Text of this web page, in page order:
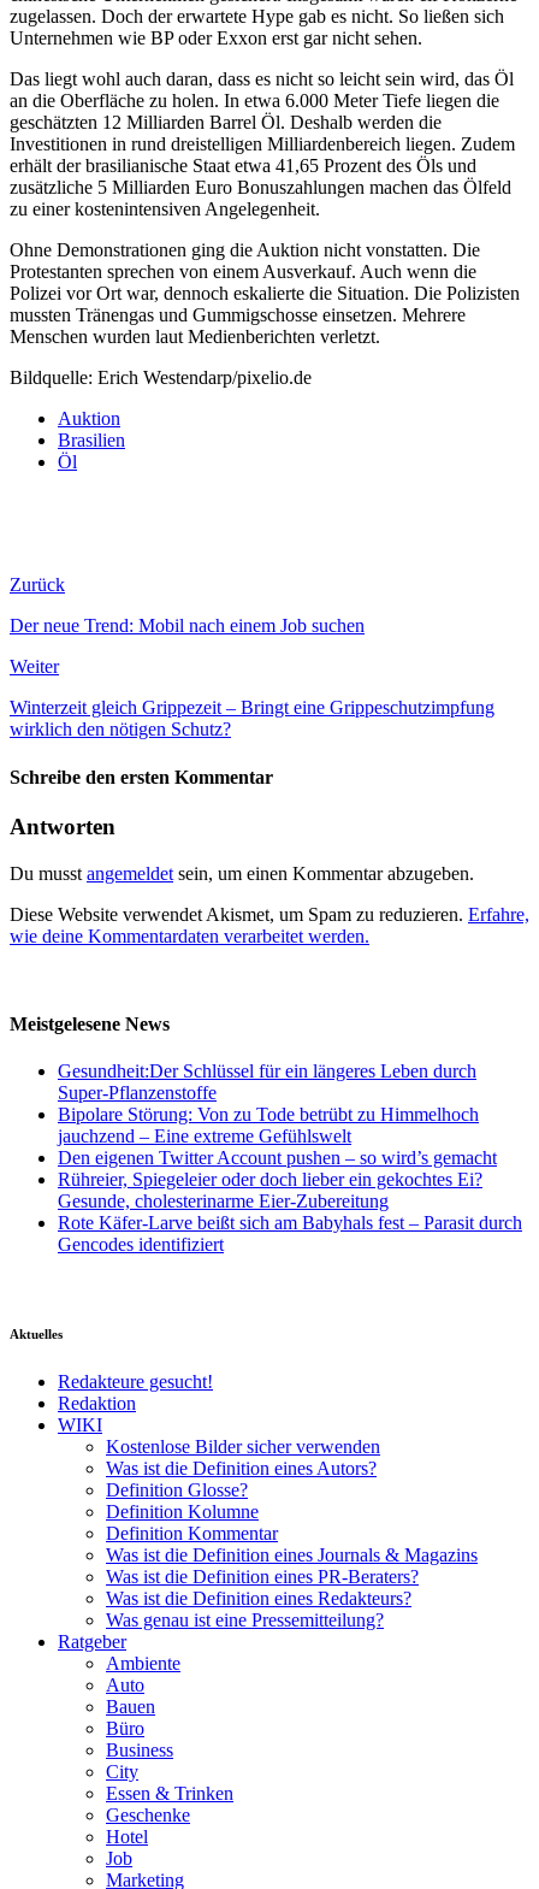
zugelassen. Doch der erwartete Hype gab es nicht. So ließen sich
Unternehmen wie BP oder Exxon erst gar nicht sehen.
Das liegt wohl auch daran, dass es nicht so leicht sein wird, das Öl
an die Oberfläche zu holen. In etwa 6.000 Meter Tiefe liegen die
geschätzten 12 Milliarden Barrel Öl. Deshalb werden die
Investitionen in rund dreistelligen Milliardenbereich liegen. Zudem
erhält der brasilianische Staat etwa 41,65 Prozent des Öls und
zusätzliche 5 Milliarden Euro Bonuszahlungen machen das Ölfeld
zu einer kostenintensiven Angelegenheit.
Ohne Demonstrationen ging die Auktion nicht vonstatten. Die
Protestanten sprechen von einem Ausverkauf. Auch wenn die
Polizei vor Ort war, dennoch eskalierte die Situation. Die Polizisten
mussten Tränengas und Gummigschosse einsetzen. Mehrere
Menschen wurden laut Medienberichten verletzt.
Bildquelle: Erich Westendarp/pixelio.de
Auktion
Brasilien
Öl
Zurück
Der neue Trend: Mobil nach einem Job suchen
Weiter
Winterzeit gleich Grippezeit – Bringt eine Grippeschutzimpfung
wirklich den nötigen Schutz?
Schreibe den ersten Kommentar
Antworten
Du musst angemeldet sein, um einen Kommentar abzugeben.
Diese Website verwendet Akismet, um Spam zu reduzieren. Erfahre,
wie deine Kommentardaten verarbeitet werden.
Meistgelesene News
Gesundheit:Der Schlüssel für ein längeres Leben durch
Super-Pflanzenstoffe
Bipolare Störung: Von zu Tode betrübt zu Himmelhoch
jauchzend – Eine extreme Gefühlswelt
Den eigenen Twitter Account pushen – so wird’s gemacht
Rühreier, Spiegeleier oder doch lieber ein gekochtes Ei?
Gesunde, cholesterinarme Eier-Zubereitung
Rote Käfer-Larve beißt sich am Babyhals fest – Parasit durch
Gencodes identifiziert
Aktuelles
Redakteure gesucht!
Redaktion
WIKI
Kostenlose Bilder sicher verwenden
Was ist die Definition eines Autors?
Definition Glosse?
Definition Kolumne
Definition Kommentar
Was ist die Definition eines Journals & Magazins
Was ist die Definition eines PR-Beraters?
Was ist die Definition eines Redakteurs?
Was genau ist eine Pressemitteilung?
Ratgeber
Ambiente
Auto
Bauen
Büro
Business
City
Essen & Trinken
Geschenke
Hotel
Job
Marketing